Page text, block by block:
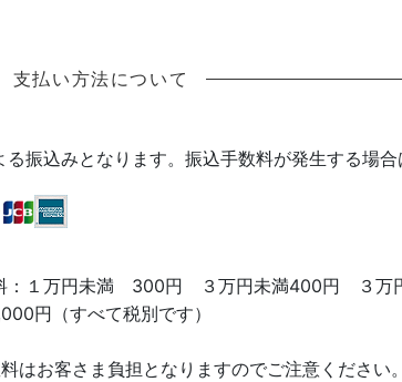
支払い方法について
る振込みとなります。振込手数料が発生する場合
：１万円未満 300円 ３万円未満400円 ３万
1,000円（すべて税別です）
はお客さま負担となりますのでご注意ください。